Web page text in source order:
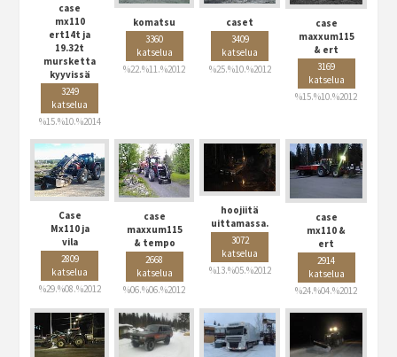
case
mx110
ert14t ja
19.32t
mursketta
kyyvissä
3249
katselua
%15.%10.%2014
komatsu
3360
katselua
%22.%11.%2012
caset
3409
katselua
%25.%10.%2012
case
maxxum115
& ert
3169
katselua
%15.%10.%2012
Case
Mx110 ja
vila
2809
katselua
%29.%08.%2012
case
maxxum115
& tempo
2668
katselua
%06.%06.%2012
hoojiitä
uittamassa.
3072
katselua
%13.%05.%2012
case
mx110 &
ert
2914
katselua
%24.%04.%2012